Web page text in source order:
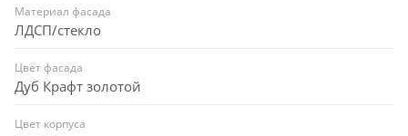
Материал фасада
ЛДСП/стекло
Цвет фасада
Дуб Крафт золотой
Цвет корпуса